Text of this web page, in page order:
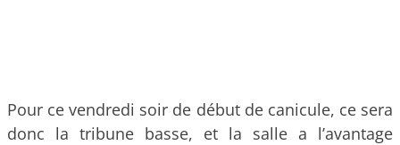
Pour ce vendredi soir de début de canicule, ce sera
donc la tribune basse, et la salle a l’avantage